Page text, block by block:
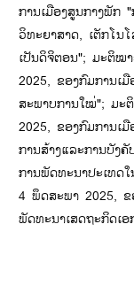
ການເມືອງສູນກາງພັກ
ວິທະຍາສາດ, ເຕັກໂນ
ເປັນດິຈິຕອນ"; ມະຕິໝ
2025, ຂອງກົມການເ
ສະພາບການໃໝ່"; ມະ
2025, ຂອງກົມການເ
ການສ້າງແລະການບັງ
ການພັດທະນາປະເທດ
4 ພຶດສະພາ 2025, ຂ
ພັດທະນາເສດຖະກິດເອ